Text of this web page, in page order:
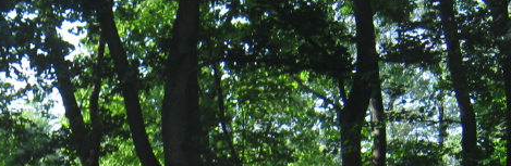
HOSPICJUM OLSZEWKA